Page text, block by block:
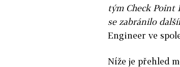
tým Check Point
se zabránilo
Engineer ve
Níže je přehled